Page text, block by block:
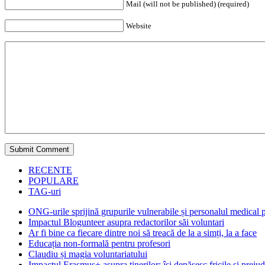
Mail (will not be published) (required)
Website
RECENTE
POPULARE
TAG-uri
ONG-urile sprijină grupurile vulnerabile și personalul medical
Impactul Blogunteer asupra redactorilor săi voluntari
Ar fi bine ca fiecare dintre noi să treacă de la a simți, la a face
Educația non-formală pentru profesori
Claudiu și magia voluntariatului